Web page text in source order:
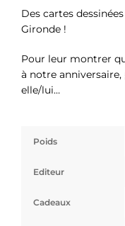
Des cartes
Gironde !
Pour leur montrer
à notre
elle/lui…
Poids
Editeur
Cadeaux